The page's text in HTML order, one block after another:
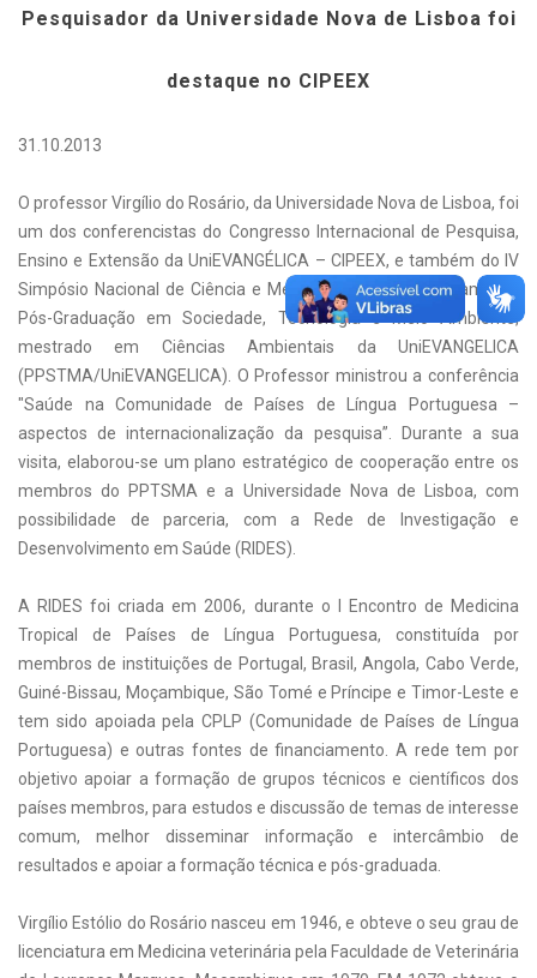
Pesquisador da Universidade Nova de Lisboa foi
destaque no CIPEEX
31.10.2013
O professor Virgílio do Rosário, da Universidade Nova de Lisboa, foi
um dos conferencistas do Congresso Internacional de Pesquisa,
Ensino e Extensão da UniEVANGÉLICA – CIPEEX, e também do IV
Simpósio Nacional de Ciência e Meio Ambiente do Programa de
Pós-Graduação em Sociedade, Tecnologia e Meio Ambiente,
mestrado em Ciências Ambientais da UniEVANGELICA
(PPSTMA/UniEVANGELICA). O Professor ministrou a conferência
"Saúde na Comunidade de Países de Língua Portuguesa –
aspectos de internacionalização da pesquisa”. Durante a sua
visita, elaborou-se um plano estratégico de cooperação entre os
membros do PPTSMA e a Universidade Nova de Lisboa, com
possibilidade de parceria, com a Rede de Investigação e
Desenvolvimento em Saúde (RIDES).
A RIDES foi criada em 2006, durante o I Encontro de Medicina
Tropical de Países de Língua Portuguesa, constituída por
membros de instituições de Portugal, Brasil, Angola, Cabo Verde,
Guiné-Bissau, Moçambique, São Tomé e Príncipe e Timor-Leste e
tem sido apoiada pela CPLP (Comunidade de Países de Língua
Portuguesa) e outras fontes de financiamento. A rede tem por
objetivo apoiar a formação de grupos técnicos e científicos dos
países membros, para estudos e discussão de temas de interesse
comum, melhor disseminar informação e intercâmbio de
resultados e apoiar a formação técnica e pós-graduada.
Virgílio Estólio do Rosário nasceu em 1946, e obteve o seu grau de
licenciatura em Medicina veterinária pela Faculdade de Veterinária